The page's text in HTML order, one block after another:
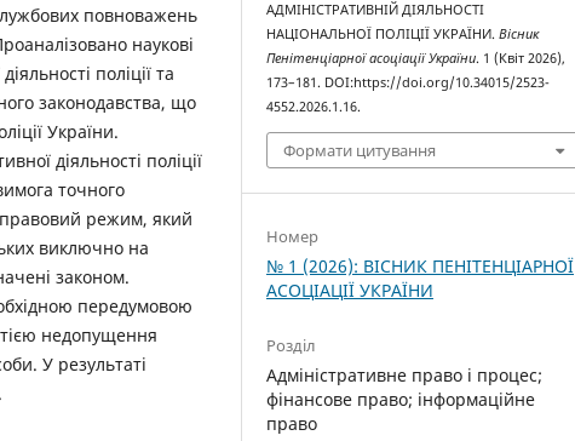
повноважень
наукові
поліції та
законодавства, що
України.
діяльності поліції
точного
режим, який
виключно на
законом.
передумовою
недопущення
У результаті
АДМІНІСТРАТИВНІЙ ДІЯЛЬНОСТІ
НАЦІОНАЛЬНОЇ ПОЛІЦІЇ УКРАЇНИ.Вісник
Пенітенціарної асоціації України. 1 (Квіт 2026),
173–181. DOI:https://doi.org/10.34015/2523-
4552.2026.1.16.
Формати цитування
Номер
№ 1 (2026): ВІСНИК ПЕНІТЕНЦІАРНОЇ
АСОЦІАЦІЇ УКРАЇНИ
Розділ
Адміністративне право і процес;
фінансове право; інформаційне
право